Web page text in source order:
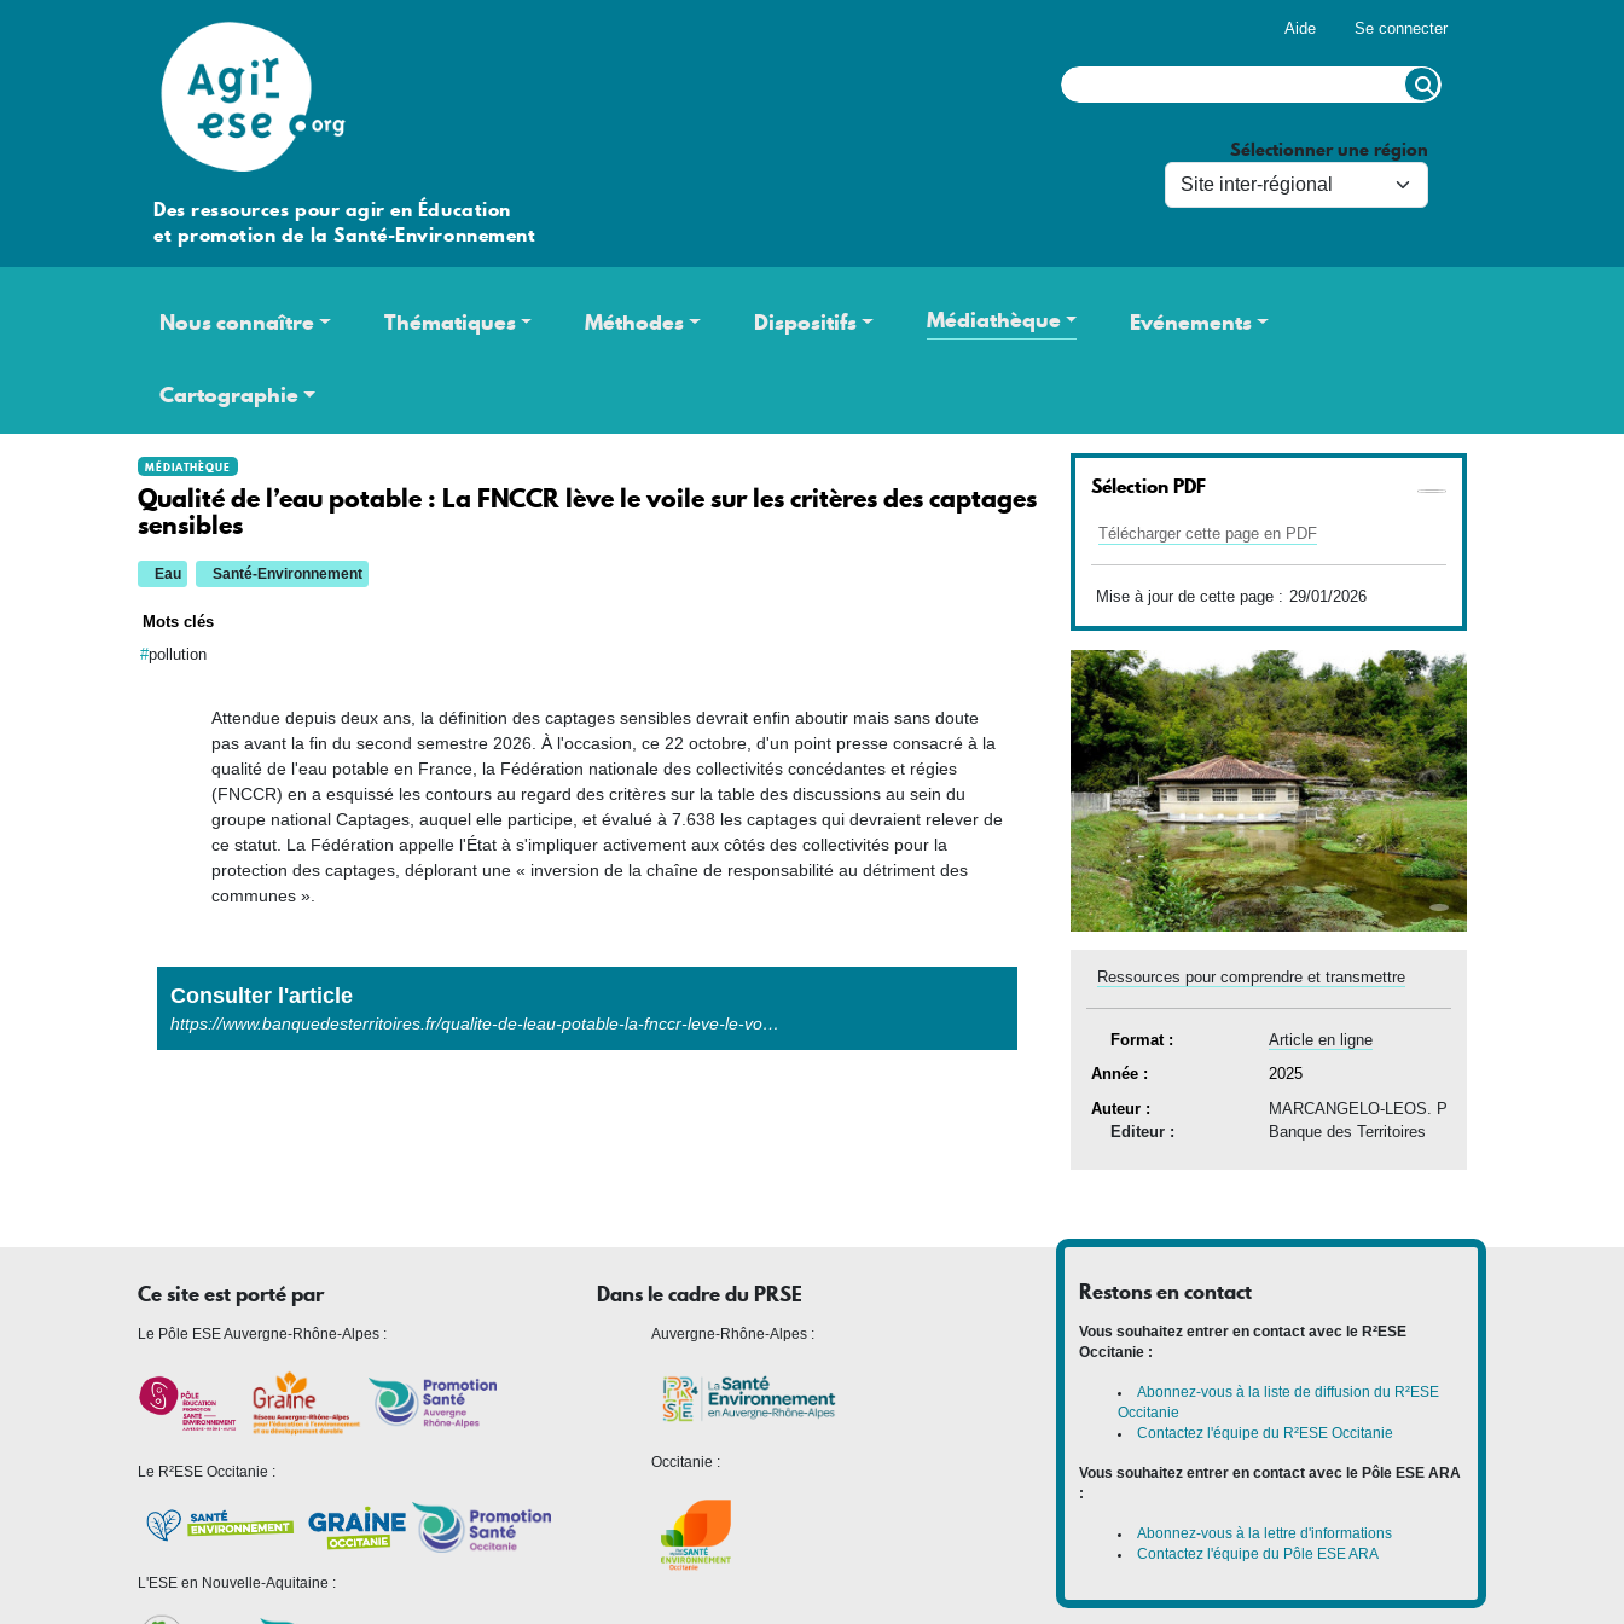
Des ressources pour agir en Éducation
et promotion de la Santé-Environnement
Aide Se connecter
Sélectionner une région
Nous connaître Thématiques Méthodes Dispositifs Médiathèque Evénements
Cartographie
MÉDIATHÈQUE
Qualité de l’eau potable : La FNCCR lève le voile sur les critères des captages
sensibles
Eau Santé-Environnement
Mots clés
pollution
Attendue depuis deux ans, la définition des captages sensibles devrait enfin aboutir mais sans doute
pas avant la fin du second semestre 2026. À l'occasion, ce 22 octobre, d'un point presse consacré à la
qualité de l'eau potable en France, la Fédération nationale des collectivités concédantes et régies
(FNCCR) en a esquissé les contours au regard des critères sur la table des discussions au sein du
groupe national Captages, auquel elle participe, et évalué à 7.638 les captages qui devraient relever de
ce statut. La Fédération appelle l'État à s'impliquer activement aux côtés des collectivités pour la
protection des captages, déplorant une « inversion de la chaîne de responsabilité au détriment des
communes ».
Consulter l'article
https://www.banquedesterritoires.fr/qualite-de-leau-potable-la-fnccr-leve-le-vo…
Sélection PDF
Télécharger cette page en PDF
Mise à jour de cette page : 29/01/2026
Ressources pour comprendre et transmettre
Format :
Article en ligne
Année :
2025
Auteur :
MARCANGELO-LEOS. P
Editeur :
Banque des Territoires
Ce site est porté par
Le Pôle ESE Auvergne-Rhône-Alpes :
Le R²ESE Occitanie :
L'ESE en Nouvelle-Aquitaine :
Dans le cadre du PRSE
Auvergne-Rhône-Alpes :
Occitanie :
Restons en contact
Vous souhaitez entrer en contact avec le R²ESE
Occitanie :
Abonnez-vous à la liste de diffusion du R²ESE
Occitanie
Contactez l'équipe du R²ESE Occitanie
Vous souhaitez entrer en contact avec le Pôle ESE ARA
:
Abonnez-vous à la lettre d'informations
Contactez l'équipe du Pôle ESE ARA